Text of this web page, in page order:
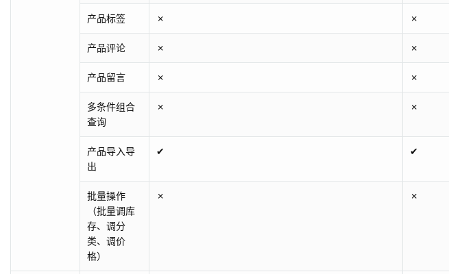
产品标签 ✗ ✗
产品评论 ✗ ✗
产品留言 ✗ ✗
多条件组合
查询
✗ ✗
产品导入导
出
✔ ✔
批量操作
（批量调库
存、调分
类、调价
格）
✗ ✗